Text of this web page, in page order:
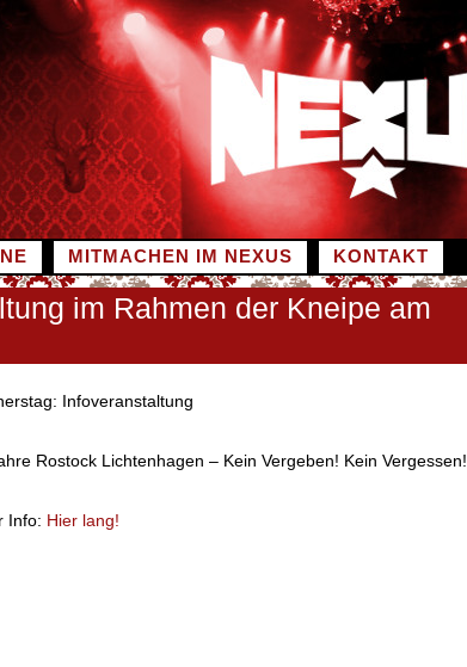
MITMACHEN IM NEXUS KONTAKT
im Rahmen der Kneipe am
Infoveranstaltung
Rostock Lichtenhagen – Kein Vergeben! Kein Vergessen!
Info: Hier lang!